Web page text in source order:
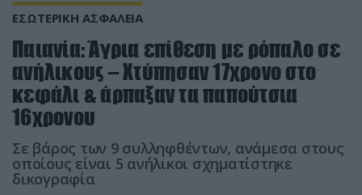
ΕΣΩΤΕΡΙΚΗ ΑΣΦΑΛΕΙΑ
Παιανία: Άγρια επίθεση με ρόπαλο σε
ανήλικους – Χτύπησαν 17χρονο στο
κεφάλι & άρπαξαν τα παπούτσια
16χρονου
Σε βάρος των 9 συλληφθέντων, ανάμεσα στους
οποίους είναι 5 ανήλικοι σχηματίστηκε
δικογραφία